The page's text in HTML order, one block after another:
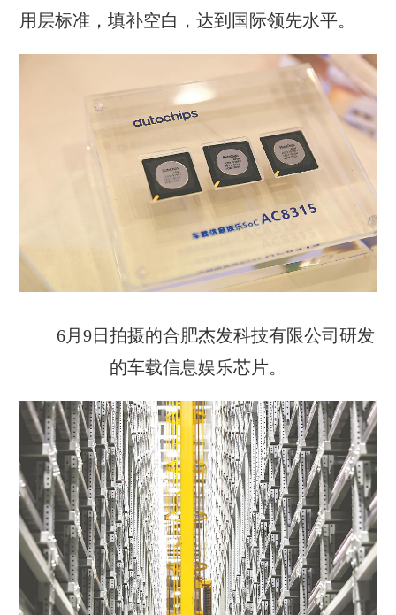
用层标准，填补空白，达到国际领先水平。
6月9日拍摄的合肥杰发科技有限公司研发
的车载信息娱乐芯片。